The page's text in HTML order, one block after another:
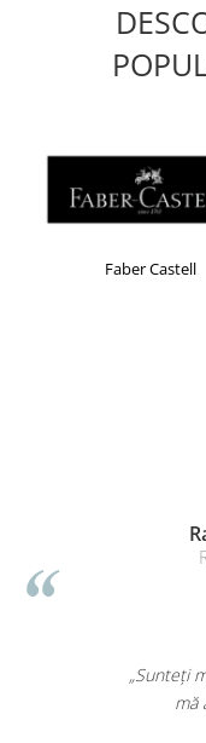
Faber Castell
„Sunteți
mă